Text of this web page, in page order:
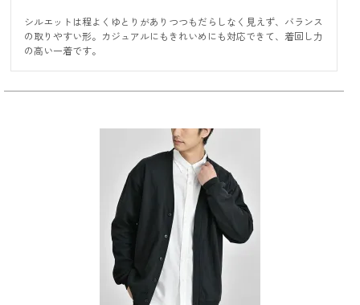
シルエットは程よくゆとりがありつつもだらしなく見えず、バランス
の取りやすい形。カジュアルにもきれいめにも対応できて、着回し力
の高い一着です。